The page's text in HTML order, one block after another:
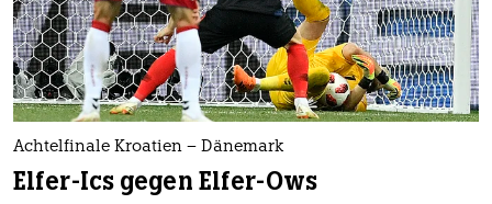
Achtelfinale Kroatien – Dänemark
Elfer-Ics gegen Elfer-Ows